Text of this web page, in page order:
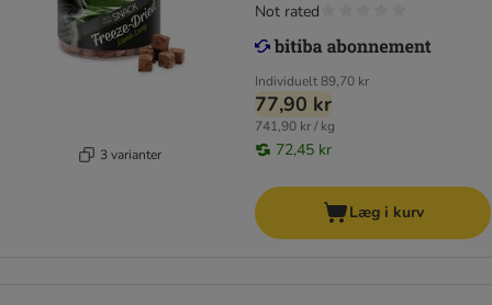
3 varianter
Individuelt89,70 kr
77,90 kr
741,90 kr / kg
72,45 kr
Not rated
Læg i kurv